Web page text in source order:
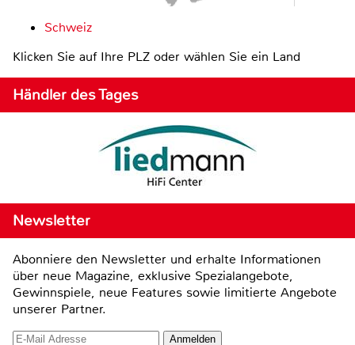
Schweiz
Klicken Sie auf Ihre PLZ oder wählen Sie ein Land
Händler des Tages
Newsletter
Abonniere den Newsletter und erhalte Informationen
über neue Magazine, exklusive Spezialangebote,
Gewinnspiele, neue Features sowie limitierte Angebote
unserer Partner.